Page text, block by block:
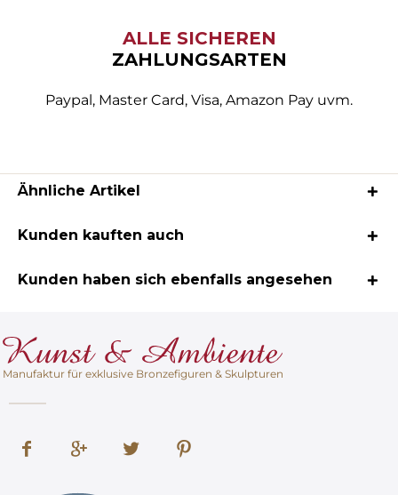
ALLE SICHEREN
ZAHLUNGSARTEN
Paypal, Master Card, Visa, Amazon Pay uvm.
Ähnliche Artikel
Kunden kauften auch
Kunden haben sich ebenfalls angesehen
Manufaktur für exklusive Bronzefiguren & Skulpturen